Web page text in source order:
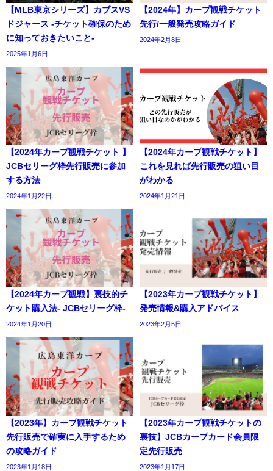
【MLB東京シリーズ】カブスVS
ドジャース -チケット確保のため
に知っておきたいこと-
2025年1月6日
【2024年】カープ観戦チケット
先行/一般発売攻略ガイド
2024年2月8日
【2024年カープ観戦チケット 】
JCBセリーグ枠先行販売に参加
する方法
2024年1月22日
【2024年カープ観戦チケット】
これを見れば先行販売の狙い目
がわかる
2024年1月21日
【2024年カープ観戦】裏技的チ
ケット購入法- JCBセリーグ枠-
2024年1月20日
【2023年カープ観戦チケット】
発売情報&購入アドバイス
2023年2月5日
【2023年】カープ観戦チケット
先行販売で確実に入手するため
の攻略ガイド
2023年1月18日
【2023年カープ観戦チケットの
裏技】JCBカープカード会員限
定先行販売
2023年1月17日